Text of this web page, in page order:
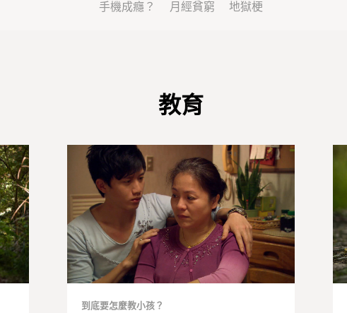
手機成癮？ 月經貧窮 地獄梗
教育
到底要怎麼教小孩？